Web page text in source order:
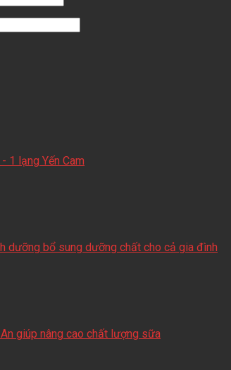
1 lạng Yến Cam
dưỡng bổ sung dưỡng chất cho cả gia đình
giúp nâng cao chất lượng sữa